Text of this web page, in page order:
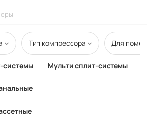
Тип компрессора Для
системы Мульти сплит-системы